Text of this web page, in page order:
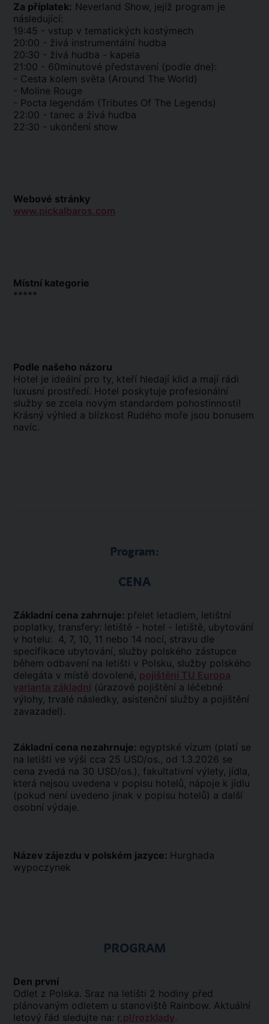
Za příplatek: Neverland Show, jejíž program je
následující:
19:45 - vstup v tematických kostýmech
20:00 - živá instrumentální hudba
20:30 - živá hudba - kapela
21:00 - 60minutové představení (podle dne):
- Cesta kolem světa (Around The World)
- Moline Rouge
- Pocta legendám (Tributes Of The Legends)
22:00 - tanec a živá hudba
22:30 - ukončení show
Webové stránky
www.pickalbaros.com
Místní kategorie
*****
Podle našeho názoru
Hotel je ideální pro ty, kteří hledají klid a mají rádi
luxusní prostředí. Hotel poskytuje profesionální
služby se zcela novým standardem pohostinnosti!
Krásný výhled a blízkost Rudého moře jsou bonusem
navíc.
Program:
CENA
Základní cena zahrnuje: přelet letadlem, letištní
poplatky, transfery: letiště - hotel - letiště, ubytování
v hotelu: 4, 7, 10, 11 nebo 14 nocí, stravu dle
specifikace ubytování, služby polského zástupce
během odbavení na letišti v Polsku, služby polského
delegáta v místě dovolené, pojištění TU Europa
varianta základní (úrazové pojištění a léčebné
výlohy, trvalé následky, asistenční služby a pojištění
zavazadel).
Základní cena nezahrnuje: egyptské vízum (platí se
na letišti ve výši cca 25 USD/os., od 1.3.2026 se
cena zvedá na 30 USD/os.), fakultativní výlety, jídla,
která nejsou uvedena v popisu hotelů, nápoje k jídlu
(pokud není uvedeno jinak v popisu hotelů) a další
osobní výdaje.
Název zájezdu v polském jazyce: Hurghada
wypoczynek
PROGRAM
Den první
Odlet z Polska. Sraz na letišti 2 hodiny před
plánovaným odletem u stanoviště Rainbow. Aktuální
letový řád sledujte na: r.pl/rozklady.